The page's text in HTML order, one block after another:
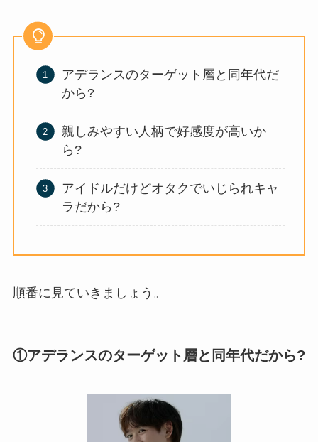
アデランスのターゲット層と同年代だ
から?
親しみやすい人柄で好感度が高いか
ら?
アイドルだけどオタクでいじられキャ
ラだから?
順番に見ていきましょう。
①アデランスのターゲット層と同年代だから?